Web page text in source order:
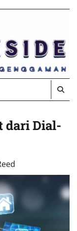
dari Dial-